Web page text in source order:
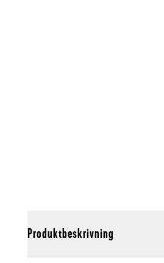
Produktbeskrivning